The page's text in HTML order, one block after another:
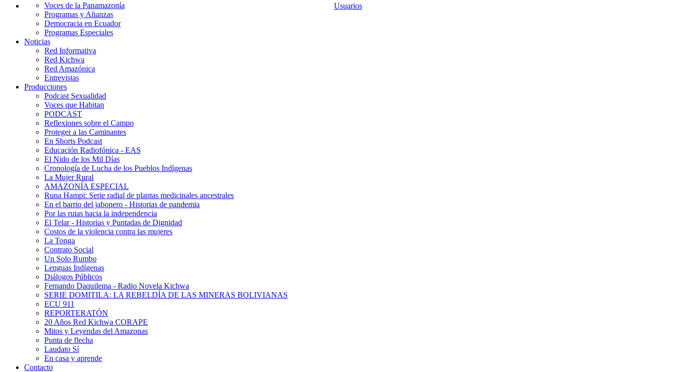
Usuarios
Voces de la Panamazonía
Programas y Alianzas
Democracia en Ecuador
Programas Especiales
Noticias
Red Informativa
Red Kichwa
Red Amazónica
Entrevistas
Producciones
Podcast Sexualidad
Voces que Habitan
PODCAST
Reflexiones sobre el Campo
Proteger a las Caminantes
En Shorts Podcast
Educación Radiofónica - EAS
El Nido de los Mil Días
Cronología de Lucha de los Pueblos Indígenas
La Mujer Rural
AMAZONÍA ESPECIAL
Runa Hampi: Serie radial de plantas medicinales ancestrales
En el barrio del jabonero - Historias de pandemia
Por las rutas hacia la independencia
El Telar - Historias y Puntadas de Dignidad
Costos de la violencia contra las mujeres
La Tonga
Contrato Social
Un Solo Rumbo
Lenguas Indígenas
Diálogos Públicos
Fernando Daquilema - Radio Novela Kichwa
SERIE DOMITILA: LA REBELDÍA DE LAS MINERAS BOLIVIANAS
ECU 911
REPORTERATÓN
20 Años Red Kichwa CORAPE
Mitos y Leyendas del Amazonas
Punta de flecha
Laudato Sí
En casa y aprende
Contacto